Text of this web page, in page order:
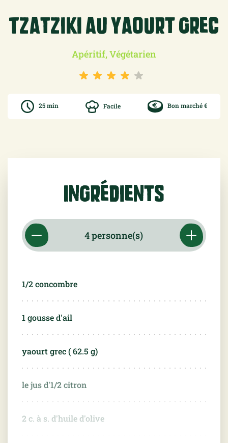
Tzatziki au yaourt grec
Apéritif, Végétarien
25 min Facile Bon marché €
Ingrédients
1/2 concombre
1 gousse d'ail
yaourt grec (62.5 g)
le jus d'1/2 citron
2 c. à s. d'huile d'olive